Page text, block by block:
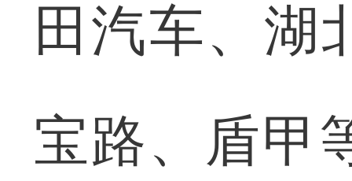
田汽车、湖
宝路、盾甲